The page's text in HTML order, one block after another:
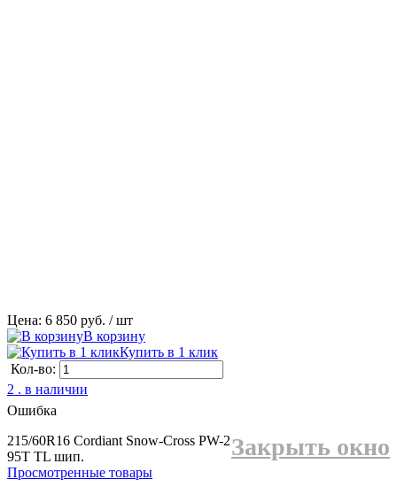
Цена: 6 850 руб. / шт
В корзину
Купить в 1 клик
Кол-во:
2 . в наличии
Ошибка
Закрыть окно
215/60R16 Cordiant Snow-Cross PW-2
95T TL шип.
Просмотренные товары